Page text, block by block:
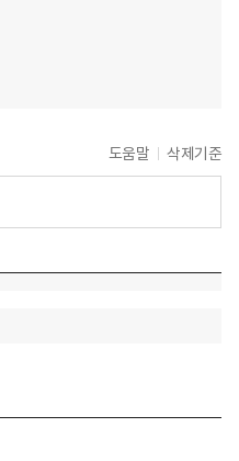
도움말 삭제기준